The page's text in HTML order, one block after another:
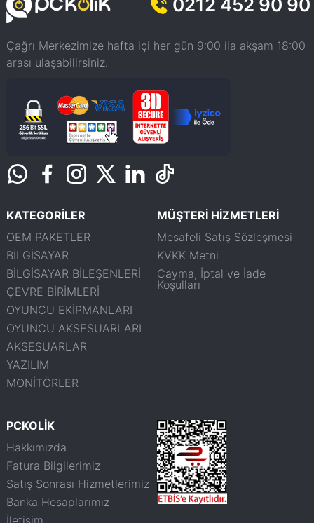
0212 452 90 90
Çağrı Merkezimize hafta içi her gün 9:00 ila akşam 18:00
arası ulaşabilirsiniz.
KATEGORİLER
OEM PAKETLER
BİLGİSAYAR
BİLGİSAYAR BİLEŞENLERİ
ÇEVRE BİRİMLERİ
OYUNCU EKİPMANLARI
OYUNCU AKSESUARLARI
AKSESUARLAR
YAZILIM
MONİTÖRLER
MÜŞTERİ HİZMETLERİ
Mesafeli Satış Sözleşmesi
KVKK Metni
Cayma, İptal ve İade
Koşulları
PCKOLİK
Hakkımızda
Fatura Bilgilerimiz
Satış Sonrası Hizmetlerimiz
Banka Hesaplarımız